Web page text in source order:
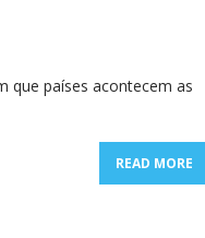
que países acontecem as
READ MORE